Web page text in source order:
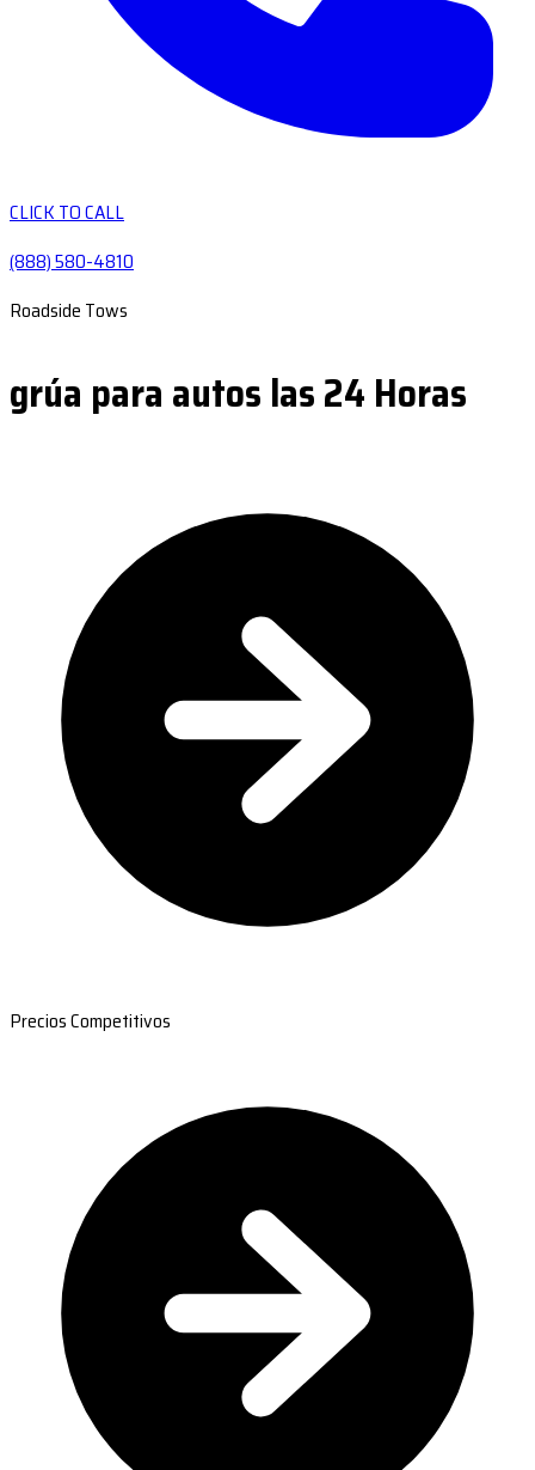
CLICK TO CALL
(888) 580-4810
Roadside Tows
grúa para autos las 24 Horas
Precios Competitivos